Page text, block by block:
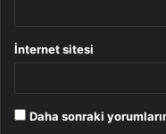
İnternet sitesi
Daha sonraki